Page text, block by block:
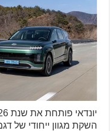
השקת מגוון ייחודי של